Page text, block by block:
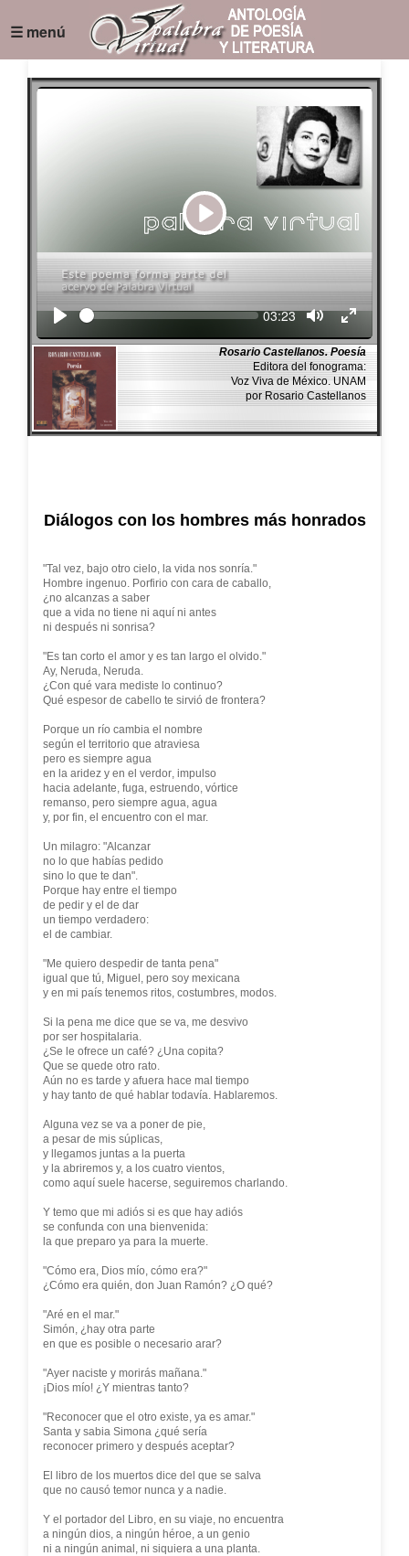
☰ menú
Play
Seek Current
03:23
Rosario Castellanos. Poesía
Editora del fonograma:
Voz Viva de México. UNAM
por Rosario Castellanos
Diálogos con los hombres más honrados
"Tal vez, bajo otro cielo, la vida nos sonría."
Hombre ingenuo. Porfirio con cara de caballo,
¿no alcanzas a saber
que a vida no tiene ni aquí ni antes
ni después ni sonrisa?
"Es tan corto el amor y es tan largo el olvido."
Ay, Neruda, Neruda.
¿Con qué vara mediste lo continuo?
Qué espesor de cabello te sirvió de frontera?
Porque un río cambia el nombre
según el territorio que atraviesa
pero es siempre agua
en la aridez y en el verdor, impulso
hacia adelante, fuga, estruendo, vórtice
remanso, pero siempre agua, agua
y, por fin, el encuentro con el mar.
Un milagro: "Alcanzar
no lo que habías pedido
sino lo que te dan".
Porque hay entre el tiempo
de pedir y el de dar
un tiempo verdadero:
el de cambiar.
"Me quiero despedir de tanta pena"
igual que tú, Miguel, pero soy mexicana
y en mi país tenemos ritos, costumbres, modos.
Si la pena me dice que se va, me desvivo
por ser hospitalaria.
¿Se le ofrece un café? ¿Una copita?
Que se quede otro rato.
Aún no es tarde y afuera hace mal tiempo
y hay tanto de qué hablar todavía. Hablaremos.
Alguna vez se va a poner de pie,
a pesar de mis súplicas,
y llegamos juntas a la puerta
y la abriremos y, a los cuatro vientos,
como aquí suele hacerse, seguiremos charlando.
Y temo que mi adiós si es que hay adiós
se confunda con una bienvenida:
la que preparo ya para la muerte.
"Cómo era, Dios mío, cómo era?"
¿Cómo era quién, don Juan Ramón? ¿O qué?
"Aré en el mar."
Simón, ¿hay otra parte
en que es posible o necesario arar?
"Ayer naciste y morirás mañana."
¡Dios mío! ¿Y mientras tanto?
"Reconocer que el otro existe, ya es amar."
Santa y sabia Simona ¿qué sería
reconocer primero y después aceptar?
El libro de los muertos dice del que se salva
que no causó temor nunca y a nadie.
Y el portador del Libro, en su viaje, no encuentra
a ningún dios, a ningún héroe, a un genio
ni a ningún animal, ni siquiera a una planta.